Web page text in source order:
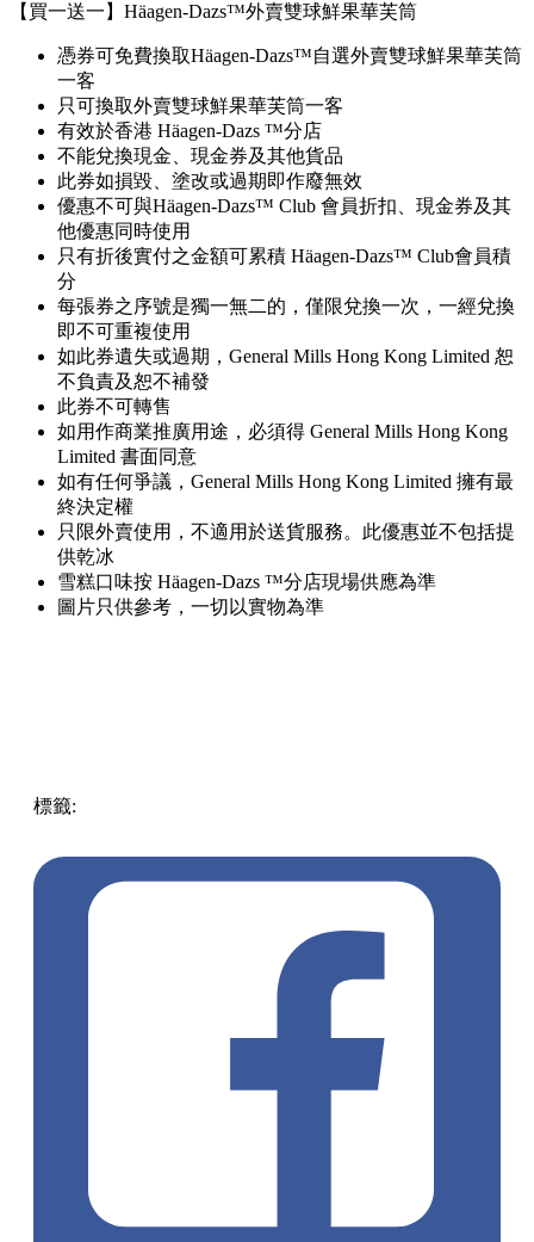
【買一送一】Häagen-Dazs™外賣雙球鮮果華芙筒
憑券可免費換取Häagen-Dazs™自選外賣雙球鮮果華芙筒
一客
只可換取外賣雙球鮮果華芙筒一客
有效於香港 Häagen-Dazs ™分店
不能兌換現金、現金券及其他貨品
此券如損毀、塗改或過期即作廢無效
優惠不可與Häagen-Dazs™ Club 會員折扣、現金券及其
他優惠同時使用
只有折後實付之金額可累積 Häagen-Dazs™ Club會員積
分
每張券之序號是獨一無二的，僅限兌換一次，一經兌換
即不可重複使用
如此券遺失或過期，General Mills Hong Kong Limited 恕
不負責及恕不補發
此券不可轉售
如用作商業推廣用途，必須得 General Mills Hong Kong
Limited 書面同意
如有任何爭議，General Mills Hong Kong Limited 擁有最
終決定權
只限外賣使用，不適用於送貨服務。此優惠並不包括提
供乾冰
雪糕口味按 Häagen-Dazs ™分店現場供應為準
圖片只供參考，一切以實物為準
標籤: